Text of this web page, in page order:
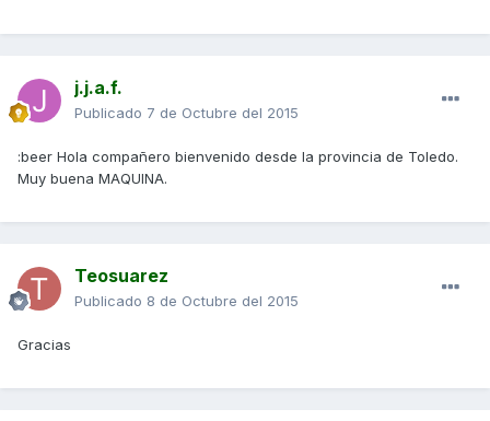
j.j.a.f.
Publicado 7 de Octubre del 2015
:beer Hola compañero bienvenido desde la provincia de Toledo.
Muy buena MAQUINA.
Teosuarez
Publicado 8 de Octubre del 2015
Gracias